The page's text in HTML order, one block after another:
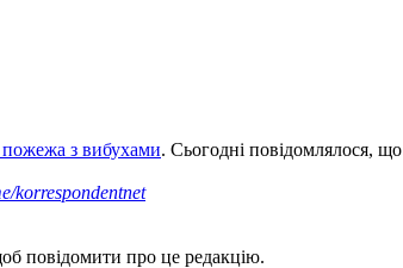
пожежа з вибухами. Сьогодні повідомлялося, що
korrespondentnet
повідомити про це редакцію.